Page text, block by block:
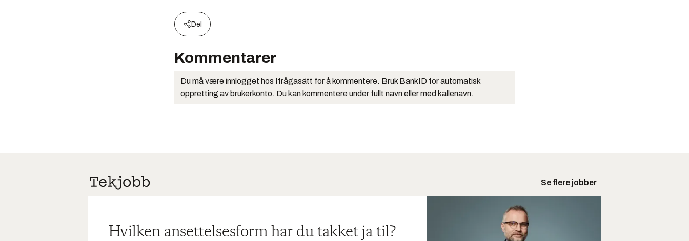
Del
Kommentarer
Du må være innlogget hos Ifrågasätt for å kommentere. Bruk BankID for automatisk
oppretting av brukerkonto. Du kan kommentere under fullt navn eller med kallenavn.
Se flere jobber
Hvilken ansettelsesform har du takket ja til?